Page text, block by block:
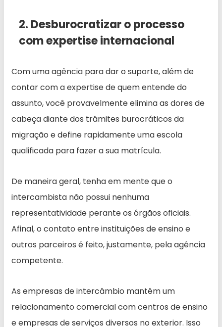
2. Desburocratizar o processo
com expertise internacional
Com uma agência para dar o suporte, além de
contar com a expertise de quem entende do
assunto, você provavelmente elimina as dores de
cabeça diante dos trâmites burocráticos da
migração e define rapidamente uma escola
qualificada para fazer a sua matrícula.
De maneira geral, tenha em mente que o
intercambista não possui nenhuma
representatividade perante os órgãos oficiais.
Afinal, o contato entre instituições de ensino e
outros parceiros é feito, justamente, pela agência
competente.
As empresas de intercâmbio mantêm um
relacionamento comercial com centros de ensino
e empresas de serviços diversos no exterior. Isso